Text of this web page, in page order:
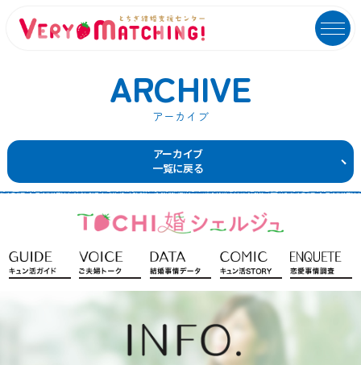
マッチング会員ログイン イベントユーザーログイン
マッチング
ご利用ガイド
ご成婚カップルメッセージ
センターへのアクセス
イベント
イベントガイド
自治体等イベント一覧
自治体等イベントカレンダー
よくあるご質問
ARCHIVE
アーカイブ
アーカイブ
一覧に戻る